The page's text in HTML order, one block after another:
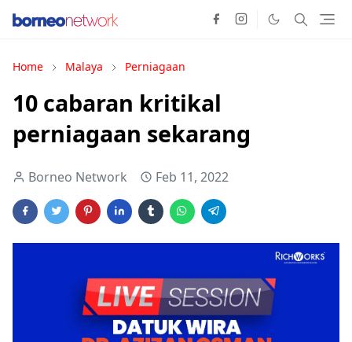
Home Malaya Perniagaan
10 cabaran kritikal
perniagaan sekarang
Borneo Network Feb 11, 2022